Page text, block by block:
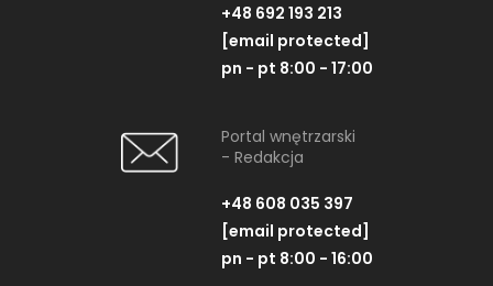
+48 692 193 213
[email protected]
pn - pt 8:00 - 17:00
Portal wnętrzarski
- Redakcja
+48 608 035 397
[email protected]
pn - pt 8:00 - 16:00